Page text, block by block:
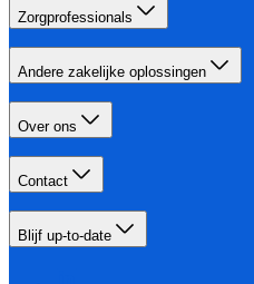
Zorgprofessionals
Andere zakelijke oplossingen
Over ons
Contact
Blijf up-to-date